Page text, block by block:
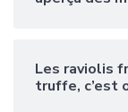
Les raviolis
truffe, c’est